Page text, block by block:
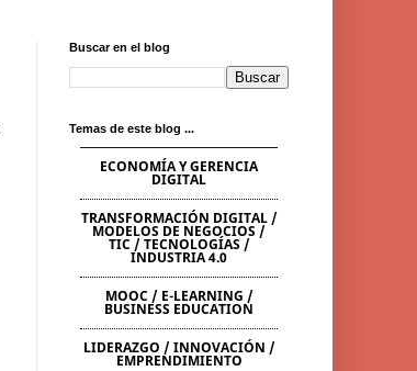
Buscar en el blog
Temas de este blog ...
ECONOMÍA Y GERENCIA
DIGITAL
TRANSFORMACIÓN DIGITAL /
MODELOS DE NEGOCIOS /
TIC / TECNOLOGÍAS /
INDUSTRIA 4.0
MOOC / E-LEARNING /
BUSINESS EDUCATION
LIDERAZGO / INNOVACIÓN /
EMPRENDIMIENTO